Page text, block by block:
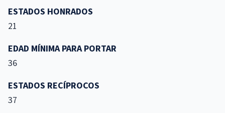
ESTADOS HONRADOS
21
EDAD MÍNIMA PARA PORTAR
36
ESTADOS RECÍPROCOS
37